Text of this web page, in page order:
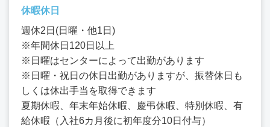
休暇休日
週休2日(日曜・他1日)
※年間休日120日以上
※日曜はセンターによって出勤があります
※日曜・祝日の休日出勤がありますが、振替休日も
しくは休出手当を取得できます
夏期休暇、年末年始休暇、慶弔休暇、特別休暇、有
給休暇（入社6カ月後に初年度分10日付与）